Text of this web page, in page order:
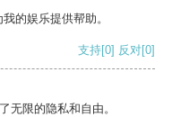
的娱乐提供帮助。
支持[0] 反对[0]
无限的隐私和自由。